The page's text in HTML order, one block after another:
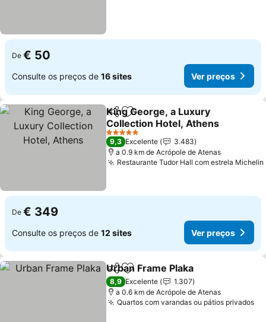
De € 50
Consulte os preços de 16 sites Ver preços
PartilharAdicionar aos favoritos
King George, a Luxury
Collection Hotel, Athens
5 Estrelas
9,3 Excelente
3.483
a 0.9 km de Acrópole de Atenas
Restaurante Tudor Hall com estrela Michelin
De € 349
Consulte os preços de 12 sites Ver preços
PartilharAdicionar aos favoritos
Urban Frame Plaka
8,9 Excelente
1.307
a 0.6 km de Acrópole de Atenas
Quartos com varandas ou pátios privados